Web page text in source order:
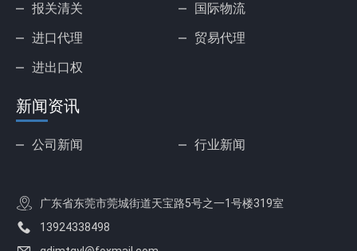
报关清关
国际物流
进口代理
贸易代理
进出口权
新闻资讯
公司新闻 行业新闻
广东省东莞市莞城街道天宝路5号之一1号楼319室
13924338498